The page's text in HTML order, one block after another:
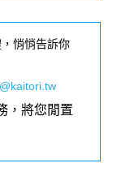
悄悄告訴你
@kaitori.tw
，將您閒置